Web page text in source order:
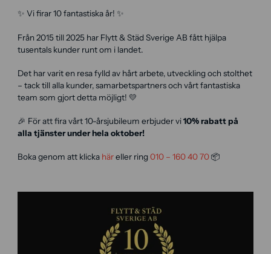
✨ Vi firar 10 fantastiska år! ✨
Från 2015 till 2025 har Flytt & Städ Sverige AB fått hjälpa
tusentals kunder runt om i landet.
Det har varit en resa fylld av hårt arbete, utveckling och stolthet
– tack till alla kunder, samarbetspartners och vårt fantastiska
team som gjort detta möjligt! 💛
🎉 För att fira vårt 10-årsjubileum erbjuder vi10% rabatt på
alla tjänster under hela oktober!
Boka genom att klicka häreller ring 010 – 160 40 70📦